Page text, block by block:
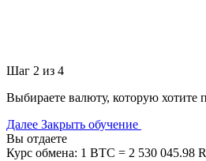
Шаг 2 из 4
Выбираете валюту, которую хотите
Далее Закрыть обучение
Вы отдаете
Курс обмена: 1 BTC = 2 530 045.98